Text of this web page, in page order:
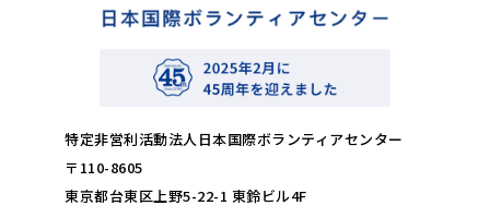
特定非営利活動法人日本国際ボランティアセンター
〒110-8605
東京都台東区上野5-22-1 東鈴ビル4F